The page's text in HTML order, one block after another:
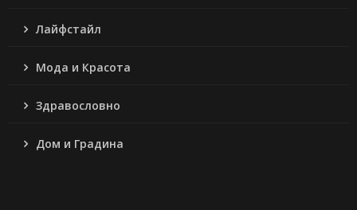
Лайфстайл
Мода и Красота
Здравословно
Дом и Градина